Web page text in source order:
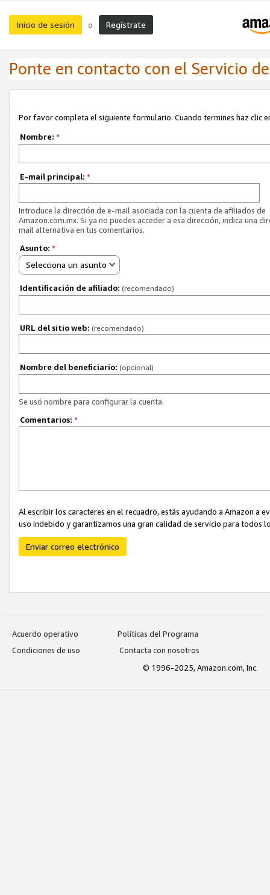
Inicio de sesión o Regístrate
Ponte en contacto con el Servicio
Por favor completa el siguiente formulario. Cuando termines haz clic
Nombre: *
E-mail principal: *
Introduce la dirección de e-mail asociada con la cuenta de afiliados de
Amazon.com.mx. Si ya no puedes acceder a esa dirección, indica una
mail alternativa en tus comentarios.
Asunto: *
Selecciona un asunto
Identificación de afiliado: (recomendado)
URL del sitio web: (recomendado)
Nombre del beneficiario: (opcional)
Se usó nombre para configurar la cuenta.
Comentarios: *
Al escribir los caracteres en el recuadro, estás ayudando a Amazon
uso indebido y garantizamos una gran calidad de servicio para todos
Enviar correo electrónico
Acuerdo operativo
Políticas del Programa
Condiciones de uso
Contacta con nosotros
© 1996-2025, Amazon.com, Inc.